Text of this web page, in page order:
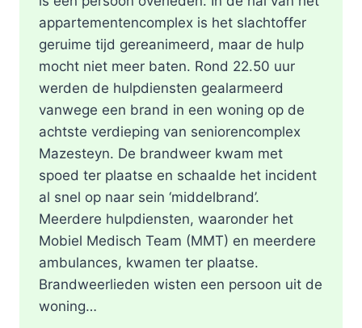
appartementencomplex is het slachtoffer
geruime tijd gereanimeerd, maar de hulp
mocht niet meer baten. Rond 22.50 uur
werden de hulpdiensten gealarmeerd
vanwege een brand in een woning op de
achtste verdieping van seniorencomplex
Mazesteyn. De brandweer kwam met
spoed ter plaatse en schaalde het incident
al snel op naar sein ‘middelbrand’.
Meerdere hulpdiensten, waaronder het
Mobiel Medisch Team (MMT) en meerdere
ambulances, kwamen ter plaatse.
Brandweerlieden wisten een persoon uit de
woning…